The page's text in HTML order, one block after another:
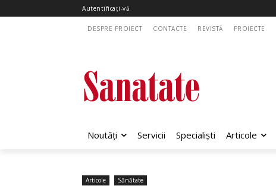
Autentificați-vă
DESPRE PROIECT CONTACTE REVISTĂ PROIECTE
Noutăți Servicii Specialiști Articole
Articole Sănătate